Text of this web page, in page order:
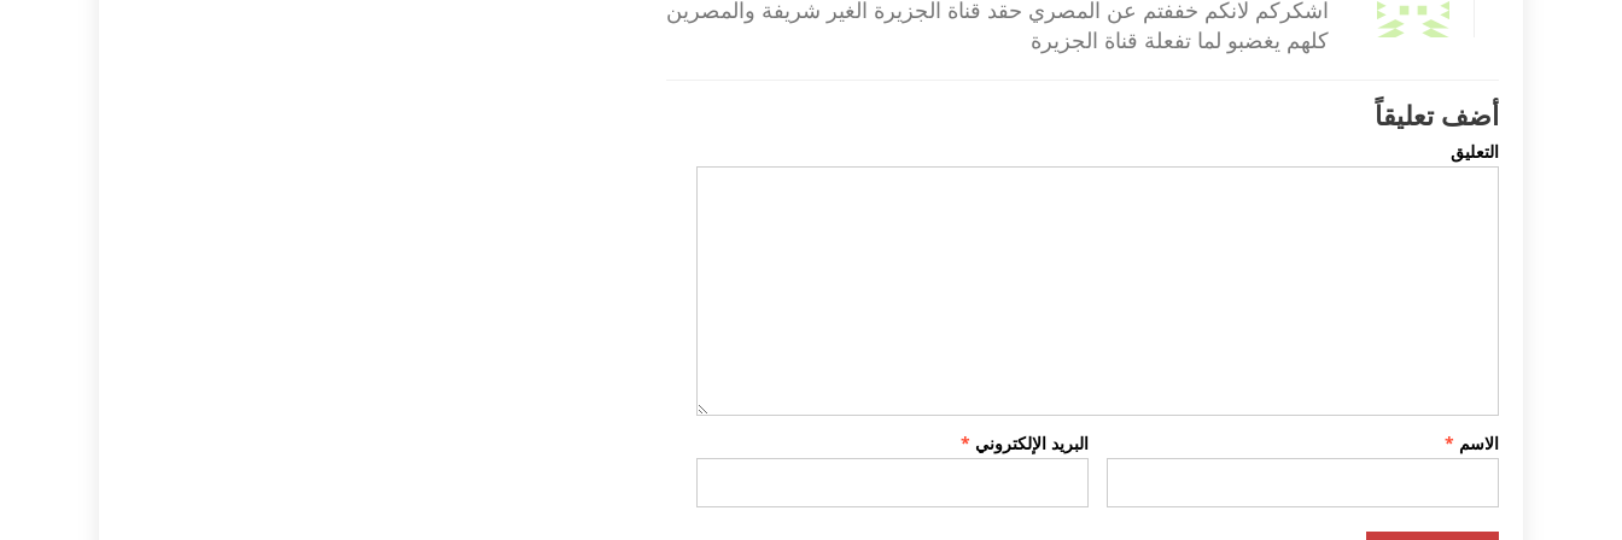
اشكركم لانكم خففتم عن المصري حقد قناة الجزيرة الغير شريفة والمصرين
كلهم يغضبو لما تفعلة قناة الجزيرة
أضف تعليقاً
التعليق
الاسم * البريد الإلكتروني *